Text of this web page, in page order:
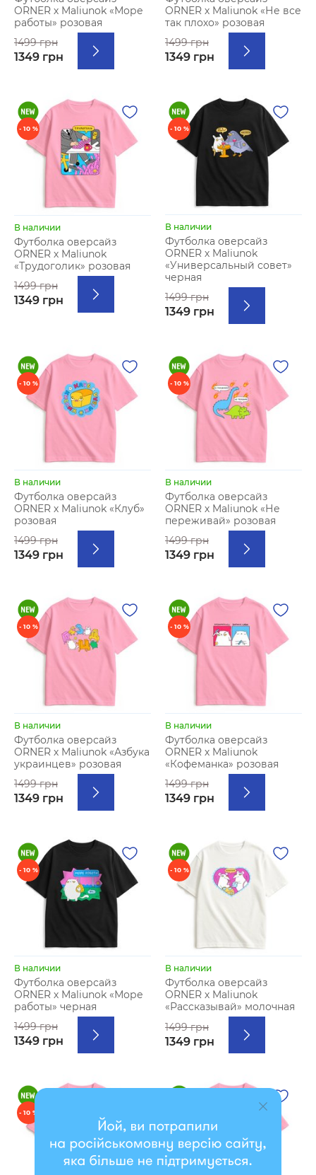
ORNER х Maliunok «Море
работы» розовая
1499 грн
1349 грн
ORNER х Maliunok «Не все
так плохо» розовая
1499 грн
1349 грн
- 10 %
В наличии
Футболка оверсайз
ORNER х Maliunok
«Трудоголик» розовая
1499 грн
1349 грн
- 10 %
В наличии
Футболка оверсайз
ORNER х Maliunok
«Универсальный совет»
черная
1499 грн
1349 грн
- 10 %
В наличии
Футболка оверсайз
ORNER х Maliunok «Клуб»
розовая
1499 грн
1349 грн
- 10 %
В наличии
Футболка оверсайз
ORNER х Maliunok «Не
переживай» розовая
1499 грн
1349 грн
- 10 %
В наличии
Футболка оверсайз
ORNER х Maliunok «Азбука
украинцев» розовая
1499 грн
1349 грн
- 10 %
В наличии
Футболка оверсайз
ORNER х Maliunok
«Кофеманка» розовая
1499 грн
1349 грн
- 10 %
В наличии
Футболка оверсайз
ORNER х Maliunok «Море
работы» черная
1499 грн
1349 грн
- 10 %
В наличии
Футболка оверсайз
ORNER х Maliunok
«Рассказывай» молочная
1499 грн
1349 грн
- 10 %